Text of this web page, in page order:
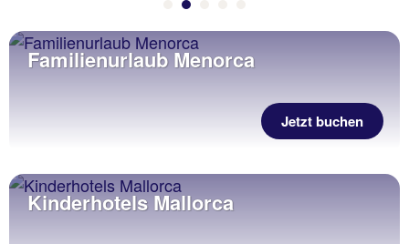
Familienurlaub Menorca
Jetzt buchen
Kinderhotels Mallorca